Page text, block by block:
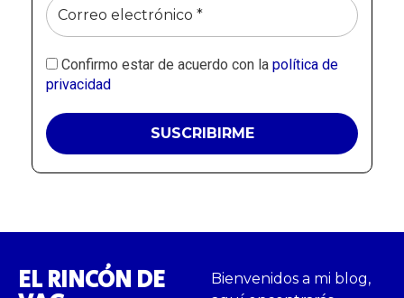
Confirmo estar de acuerdo con la política de
privacidad
EL RINCÓN DE
Bienvenidos a mi blog,